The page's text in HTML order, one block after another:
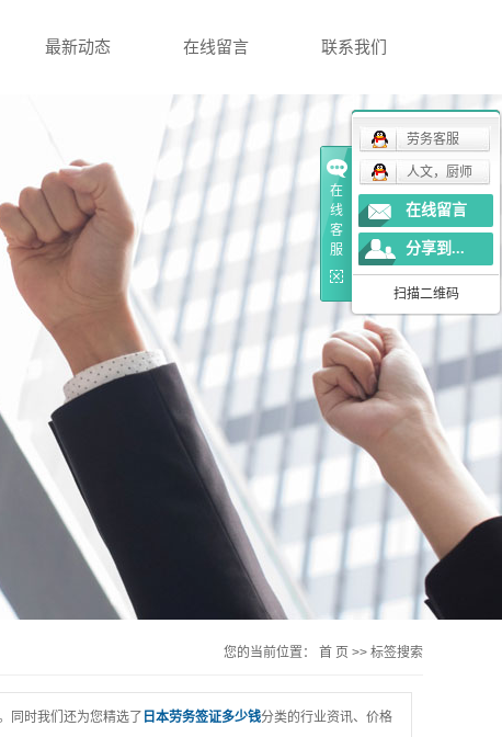
最新动态 在线留言 联系我们
您的当前位置： 首 页 >> 标签搜索
同时我们还为您精选了 日本劳务签证多少钱分类的行业资讯、价格
在
线
客
服
劳务客服
人文，厨师
在线留言
分享到...
扫描二维码